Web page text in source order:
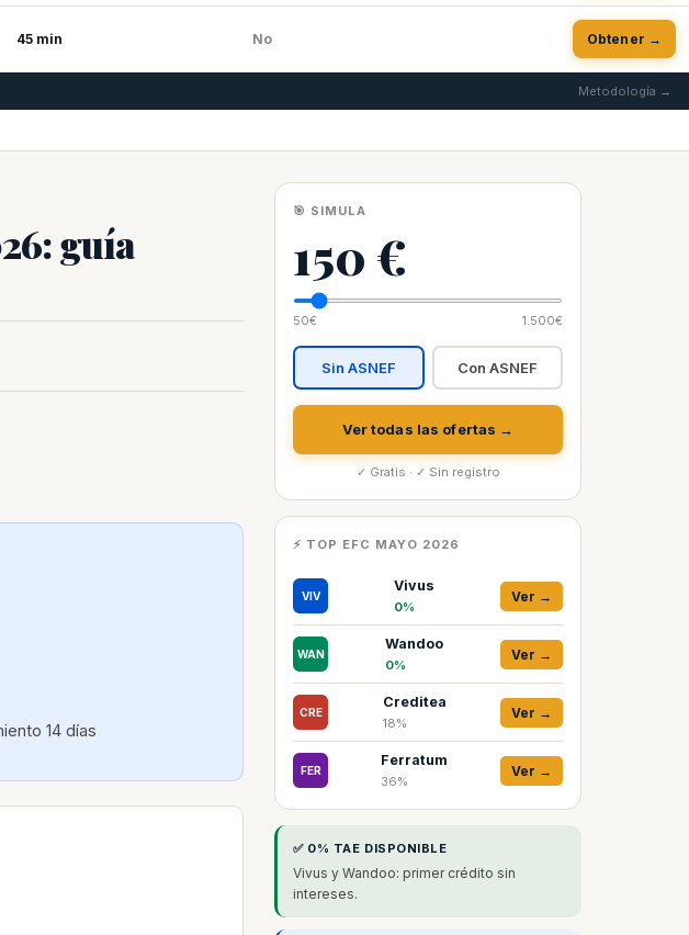
45 min No Obtener →
Metodología →
guía
14 días
🎯 SIMULA
150 €
50€ 1.500€
Sin ASNEF Con ASNEF
Ver todas las ofertas →
✓ Gratis · ✓ Sin registro
⚡ TOP EFC MAYO 2026
VIV
Vivus
0%
Ver →
WAN
Wandoo
0%
Ver →
CRE
Creditea
18%
Ver →
FER
Ferratum
36%
Ver →
✅ 0% TAE DISPONIBLE
Vivus y Wandoo: primer crédito sin
intereses.